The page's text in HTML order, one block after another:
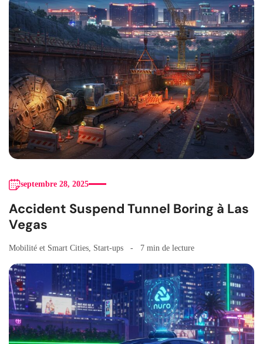
septembre 28, 2025
Accident Suspend Tunnel Boring à Las
Vegas
Mobilité et Smart Cities Start-ups 7 min de lecture